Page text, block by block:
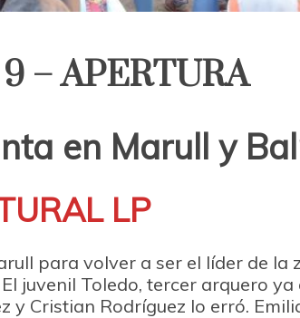
– APERTURA
en Marull y
LP
para volver a ser el líder de la
juvenil Toledo, tercer arquero
y Cristian Rodríguez lo erró.